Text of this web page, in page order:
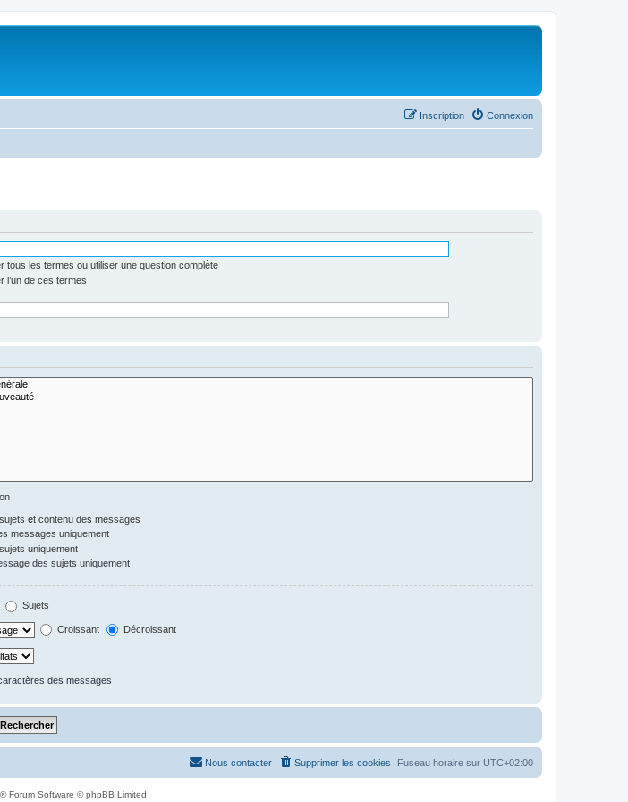
Connexion
Inscription
tous les termes ou utiliser une question complète
l’un de ces termes
et contenu des messages
messages uniquement
uniquement
des sujets uniquement
Sujets
Croissant Décroissant
des messages
Fuseau horaire sur UTC+02:00
Supprimer les cookies
Nous contacter
® Forum Software © phpBB Limited